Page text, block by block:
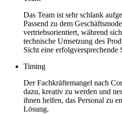
Das Team ist sehr schlank
Passend zu dem
vertriebsorientiert, während
technische Umsetzung des
Sicht eine erfolgversprechende
Timing
Der Fachkräftemangel nach
dazu, kreativ zu werden und
ihnen helfen, das Personal zu
Lösung.